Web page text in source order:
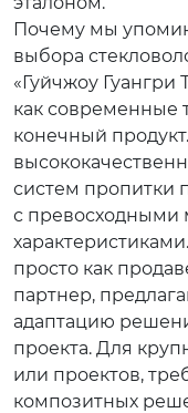
Почему мы
выбора
«Гуйчжоу Гуангри
как современные
конечный
систем пропитки
с превосходными
просто как
партнер,
адаптацию
проекта. Для
или проектов,
композитных